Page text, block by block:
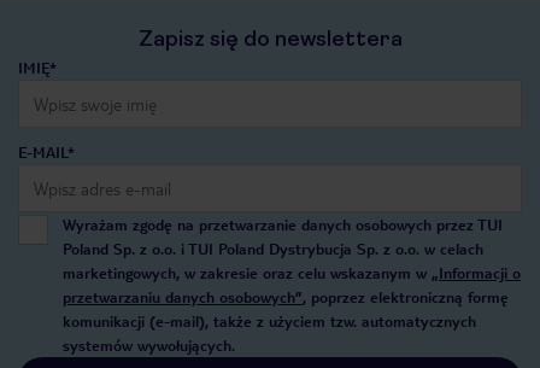
Zapisz się do newslettera
IMIĘ*
E-MAIL*
Wyrażam zgodę na przetwarzanie danych osobowych przez TUI
Poland Sp. z o.o. i TUI Poland Dystrybucja Sp. z o.o. w celach
marketingowych, w zakresie oraz celu wskazanym w „Informacji o
przetwarzaniu danych osobowych”, poprzez elektroniczną formę
komunikacji (e-mail), także z użyciem tzw. automatycznych
systemów wywołujących.